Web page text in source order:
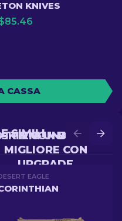
KNIVES
85.46
CASSA
UNA SKIN
MIGLIORE CON
UPGRADE
CON BATTLE
SIMILI
EAGLE